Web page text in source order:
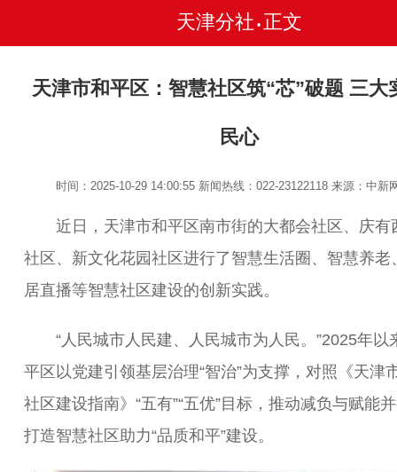
天津分社 • 正文
天津市和平区：智慧社区筑“芯”破题 三大
民心
时间：2025-10-29 14:00:55 新闻热线：022-23122118来源：中新
近日，天津市和平区南市街的大都会社区、庆有
社区、新文化花园社区进行了智慧生活圈、智慧养老
居直播等智慧社区建设的创新实践。
“人民城市人民建、人民城市为人民。”2025年以
平区以党建引领基层治理“智治”为支撑，对照《天津
社区建设指南》“五有”“五优”目标，推动减负与赋能
打造智慧社区助力“品质和平”建设。